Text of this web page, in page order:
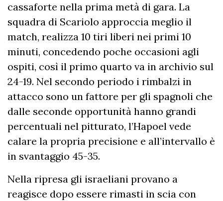
cassaforte nella prima metà di gara. La
squadra di Scariolo approccia meglio il
match, realizza 10 tiri liberi nei primi 10
minuti, concedendo poche occasioni agli
ospiti, così il primo quarto va in archivio sul
24-19. Nel secondo periodo i rimbalzi in
attacco sono un fattore per gli spagnoli che
dalle seconde opportunità hanno grandi
percentuali nel pitturato, l’Hapoel vede
calare la propria precisione e all’intervallo è
in svantaggio 45-35.
Nella ripresa gli israeliani provano a
reagisce dopo essere rimasti in scia con